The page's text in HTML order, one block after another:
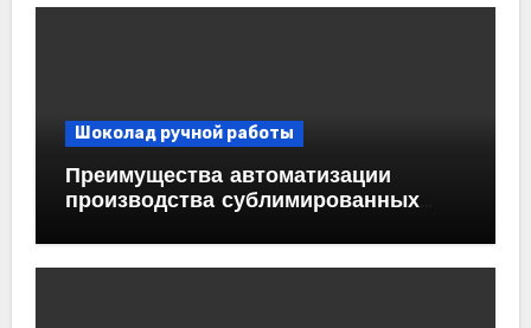
Шоколад ручной работы
Преимущества автоматизации
производства сублимированных